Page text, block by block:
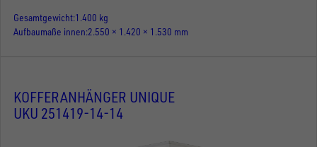
Gesamtgewicht 1.400 kg
Aufbaumaße innen 2.550 × 1.420 × 1.530 mm
KOFFERANHÄNGER UNIQUE
UKU 251419-14-14